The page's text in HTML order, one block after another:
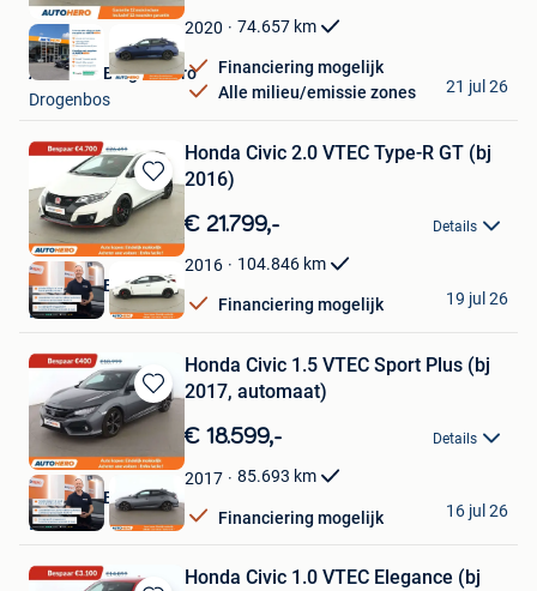
Favorieten
2020 74.657 km
Financiering mogelijk
Alle milieu/emissie zones
Autohero Belgium Pro
Drogenbos
21 jul 26
Bewaren
in
Favorieten
Honda Civic 2.0 VTEC Type-R GT (bj
2016)
€ 21.799,- Details
2016 104.846 km
Financiering mogelijk
Autohero België
Brussel
19 jul 26
Bewaren
in
Favorieten
Honda Civic 1.5 VTEC Sport Plus (bj
2017, automaat)
€ 18.599,- Details
2017 85.693 km
Financiering mogelijk
Autohero België
Brussel
16 jul 26
Honda Civic 1.0 VTEC Elegance (bj